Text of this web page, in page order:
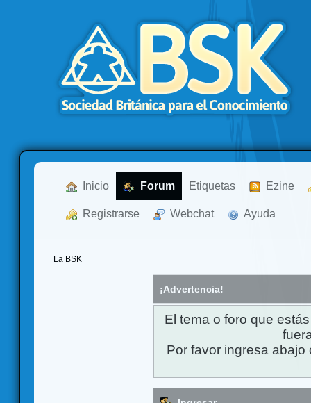
Inicio Forum Etiquetas Ezine
Registrarse Webchat Ayuda
La BSK
¡Advertencia!
El tema o foro que
Por favor ingresa